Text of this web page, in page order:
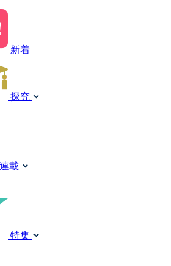
新着
探究
連載
特集